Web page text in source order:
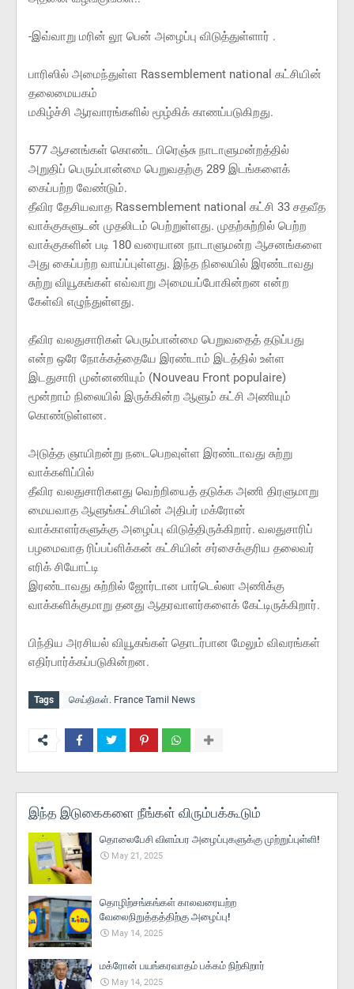
-இவ்வாறு மரின் லூ பென் அழைப்பு விடுத்துள்ளார் .
பாரிஸில் அமைந்துள்ள Rassemblement national கட்சியின்
தலைமையகம்
மகிழ்ச்சி ஆரவாரங்களில் மூழ்கிக் காணப்படுகிறது.
577 ஆசனங்கள் கொண்ட பிரெஞ்சு நாடாளுமன்றத்தில்
அறுதிப் பெரும்பான்மை பெறுவதற்கு 289 இடங்களைக்
கைப்பற்ற வேண்டும்.
தீவிர தேசியவாத Rassemblement national கட்சி 33 சதவீத
வாக்குகளுடன் முதலிடம் பெற்றுள்ளது. முதற்சுற்றில் பெற்ற
வாக்குகளின் படி 180 வரையான நாடாளுமன்ற ஆசனங்களை
அது கைப்பற்ற வாய்ப்புள்ளது. இந்த நிலையில் இரண்டாவது
சுற்று வியூகங்கள் எவ்வாறு அமையப்போகின்றன என்ற
கேள்வி எழுந்துள்ளது.
தீவிர வலதுசாரிகள் பெரும்பான்மை பெறுவதைத் தடுப்பது
என்ற ஒரே நோக்கத்தையே இரண்டாம் இடத்தில் உள்ள
இடதுசாரி முன்னணியும் (Nouveau Front populaire)
மூன்றாம் நிலையில் இருக்கின்ற ஆளும் கட்சி அணியும்
கொண்டுள்ளன.
அடுத்த ஞாயிறன்று நடைபெறவுள்ள இரண்டாவது சுற்று
வாக்களிப்பில்
தீவிர வலதுசாரிகளது வெற்றியைத் தடுக்க அணி திரளுமாறு
மையவாத ஆளுங்கட்சியின் அதிபர் மக்ரோன்
வாக்காளர்களுக்கு அழைப்பு விடுத்திருக்கிறார். வலதுசாரிப்
பழமைவாத ரிப்பப்ளிக்கன் கட்சியின் சர்சைக்குரிய தலைவர்
எரிக் சியோட்டி
இரண்டாவது சுற்றில் ஜோர்டான பார்டெல்லா அணிக்கு
வாக்களிக்குமாறு தனது ஆதரவாளர்களைக் கேட்டிருக்கிறார்.
பிந்திய அரசியல் வியூகங்கள் தொடர்பான மேலும் விவரங்கள்
எதிர்பார்க்கப்படுகின்றன.
Tags செய்திகள். France Tamil News
இந்த இடுகைகளை நீங்கள் விரும்பக்கூடும்
தொலைபேசி விளம்பர அழைப்புகளுக்கு முற்றுப்புள்ளி!
May 21, 2025
தொழிற்சங்கங்கள் காலவரையற்ற
வேலைநிறுத்தத்திற்கு அழைப்பு!
May 14, 2025
மக்ரோன் பயங்கரவாதம் பக்கம் நிற்கிறார்
May 14, 2025